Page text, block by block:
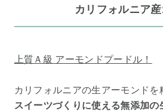
カリフォルニア
上質Ａ級 アーモンドプードル！
カリフォルニアの生アーモンドを
スイーツづくりに使える無添加